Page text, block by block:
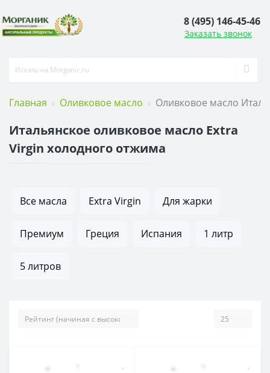
8 (495) 146-45-46
Заказать звонок
Главная Оливковое масло Оливковое масло
Итальянское оливковое масло Extra
Virgin холодного отжима
Все масла Extra Virgin Для жарки
Премиум Греция Испания 1 литр
5 литров